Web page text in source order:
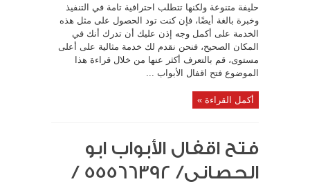
حليفة متنوعة ولكنها تتطلب احترافية تامة في التنفيذ
وخبرة بالغة أيضًا، فإن كنت تود الحصول على مثل هذه
الخدمة على أكمل وجه إذن عليك أن تدرك أنك في
المكان الصحيح، فنحن نقدم لك خدمة مثالية على أعلى
مستوى، قم بالتعرف أكثر عنها من خلال قراءة هذا
الموضوع فتح اقفال الأبواب ...
أكمل القراءة »
فتح اقفال الأبواب ابو
الحصاني/ 55566392 /